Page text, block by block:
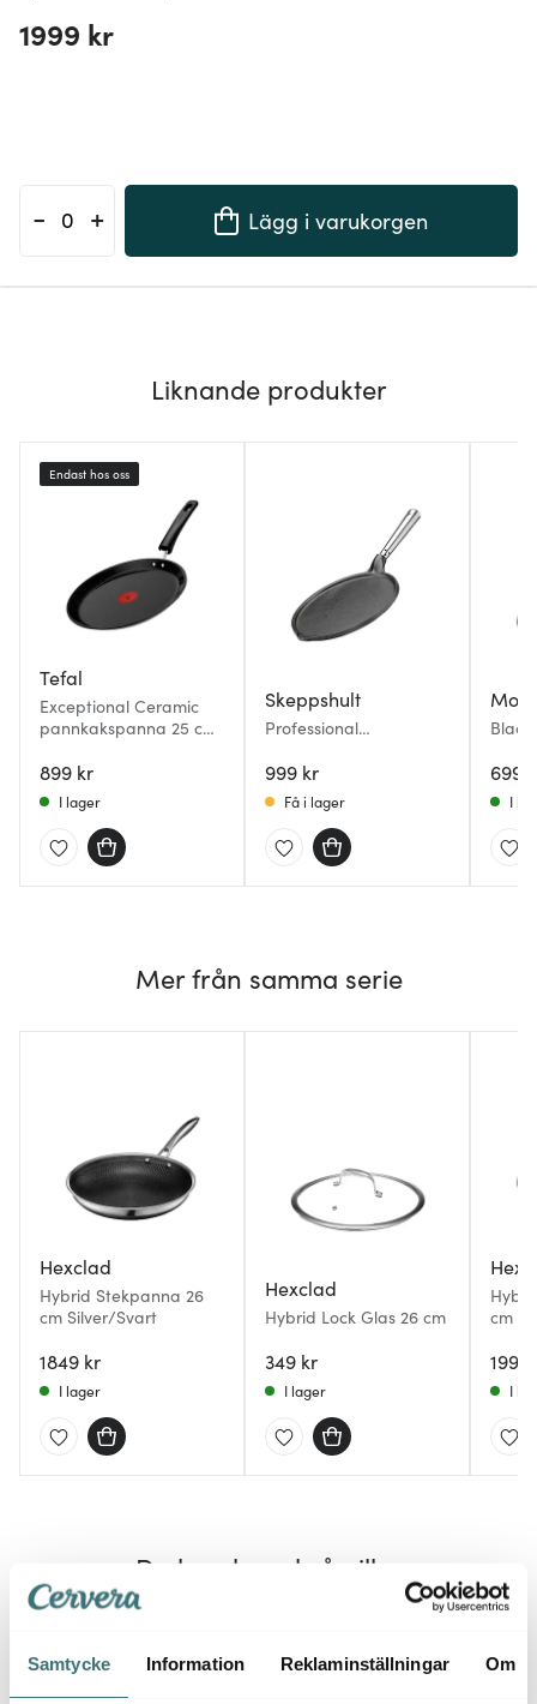
Samtycke Information Reklaminställningar Om
1999 kr
- + Lägg i varukorgen
Liknande produkter
Tefal
Exceptional Ceramic
pannkakspanna 25 cm
899 kr
Endast hos oss
I lager
Skeppshult
Professional
gjutjärn/stål
999 kr
Få i lager
699
I
Mer från samma serie
Hexclad
Hybrid Stekpanna 26
cm Silver/Svart
1849 kr
I lager
Hexclad
Hybrid Lock Glas 26 cm
349 kr
I lager
cm
1999
I
Du kanske också gillar